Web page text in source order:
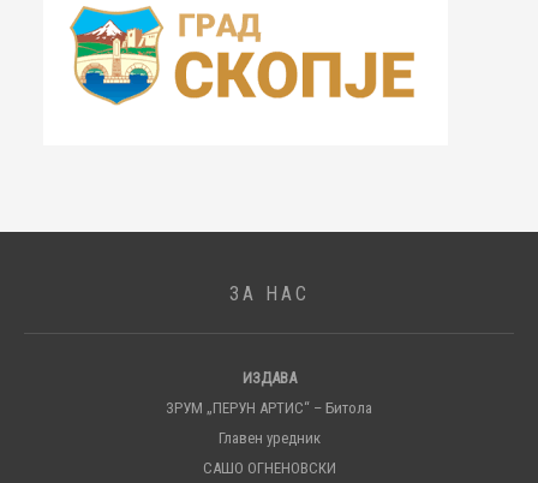
ЗА НАС
ИЗДАВА
ЗРУМ „ПЕРУН АРТИС“ – Битола
Главен уредник
САШО ОГНЕНОВСКИ